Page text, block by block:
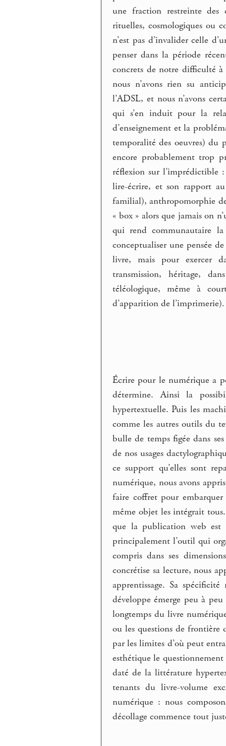
une fraction restreinte des
rituelles, cosmologiques ou
n’est pas d’invalider celle
penser dans la période
concrets de notre difficulté à
nous n’avons rien su
l’ADSL, et nous n’avons
qui s’en induit pour la
d’enseignement et la
temporalité des oeuvres) du
encore probablement trop
réflexion sur l’imprédictible
lire-écrire, et son rapport
familial), anthropomorphie
« box » alors que jamais on
qui rend communautaire
conceptualiser une pensée
livre, mais pour exercer
transmission, héritage,
téléologique, même à
d’apparition de l’imprimerie).
Écrire pour le numérique a
détermine. Ainsi la
hypertextuelle. Puis les
comme les autres outils du
bulle de temps figée dans
de nos usages
ce support qu’elles sont
numérique, nous avons
faire coffret pour
même objet les intégrait
que la publication web est
principalement l’outil qui
compris dans ses
concrétise sa lecture, nous
apprentissage. Sa
développe émerge peu à
longtemps du livre
ou les questions de frontière
par les limites d’où peut
esthétique le
daté de la littérature
tenants du livre-volume
numérique : nous
décollage commence tout